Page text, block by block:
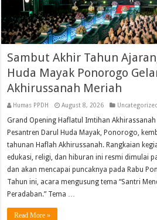
Sambut Akhir Tahun
Huda Mayak Ponorogo
Akhirussanah Meriah
Humas PPDH August 8, 2026
Grand Opening Haflatul Imtihan Akhirassanah
Pesantren Darul Huda Mayak, Ponorogo,
tahunan Haflah Akhirussanah. Rangkaian
edukasi, religi, dan hiburan ini resmi dimulai
dan akan mencapai puncaknya pada Rabu
Tahun ini, acara mengusung tema “Santri
Peradaban.” Tema …
Read More »